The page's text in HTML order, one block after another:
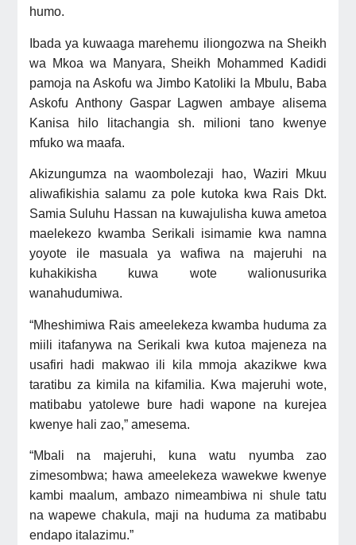
humo.
Ibada ya kuwaaga marehemu iliongozwa na Sheikh
wa Mkoa wa Manyara, Sheikh Mohammed Kadidi
pamoja na Askofu wa Jimbo Katoliki la Mbulu, Baba
Askofu Anthony Gaspar Lagwen ambaye alisema
Kanisa hilo litachangia sh. milioni tano kwenye
mfuko wa maafa.
Akizungumza na waombolezaji hao, Waziri Mkuu
aliwafikishia salamu za pole kutoka kwa Rais Dkt.
Samia Suluhu Hassan na kuwajulisha kuwa ametoa
maelekezo kwamba Serikali isimamie kwa namna
yoyote ile masuala ya wafiwa na majeruhi na
kuhakikisha kuwa wote walionusurika
wanahudumiwa.
“Mheshimiwa Rais ameelekeza kwamba huduma za
miili itafanywa na Serikali kwa kutoa majeneza na
usafiri hadi makwao ili kila mmoja akazikwe kwa
taratibu za kimila na kifamilia. Kwa majeruhi wote,
matibabu yatolewe bure hadi wapone na kurejea
kwenye hali zao,” amesema.
“Mbali na majeruhi, kuna watu nyumba zao
zimesombwa; hawa ameelekeza wawekwe kwenye
kambi maalum, ambazo nimeambiwa ni shule tatu
na wapewe chakula, maji na huduma za matibabu
endapo italazimu.”